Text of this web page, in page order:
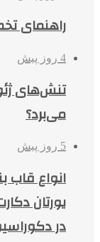
راهنمای
4 روز پیش
تنش‌های
می‌برد؟
5 روز پیش
انواع قاب
یورتان
در